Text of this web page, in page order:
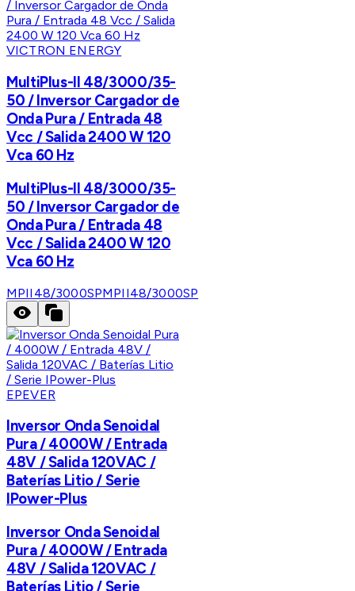
VICTRON ENERGY
MultiPlus-II 48/3000/35-
50 / Inversor Cargador de
Onda Pura / Entrada 48
Vcc / Salida 2400 W 120
Vca 60 Hz
MultiPlus-II 48/3000/35-
50 / Inversor Cargador de
Onda Pura / Entrada 48
Vcc / Salida 2400 W 120
Vca 60 Hz
MPII48/3000SPMPII48/3000SP
EPEVER
Inversor Onda Senoidal
Pura / 4000W / Entrada
48V / Salida 120VAC /
Baterías Litio / Serie
IPower-Plus
Inversor Onda Senoidal
Pura / 4000W / Entrada
48V / Salida 120VAC /
Baterías Litio / Serie